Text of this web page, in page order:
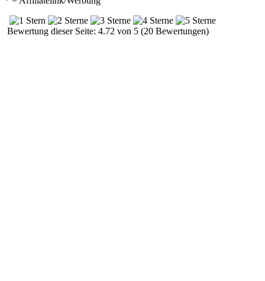
Bewertung dieser Seite: 4.72 von 5 (20 Bewertungen)